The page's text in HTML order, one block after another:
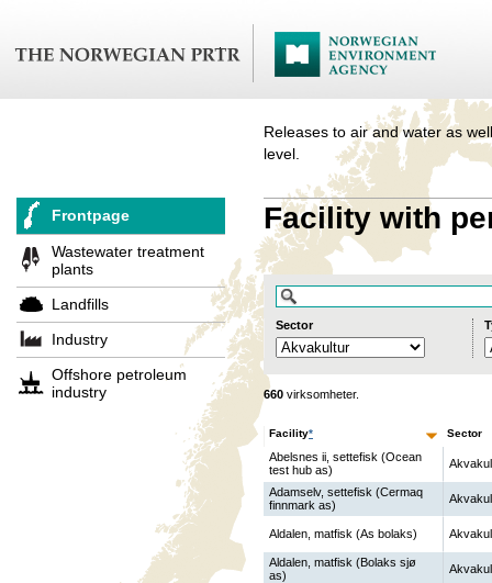
Releases to air and water as
level.
Frontpage
Wastewater treatment
plants
Landfills
Industry
Offshore petroleum
industry
Facility with
Sector
660 virksomheter.
Facility* Sector
Abelsnes ii, settefisk (Ocean
test hub as)
Adamselv, settefisk (Cermaq
finnmark as)
Aldalen, matfisk (As bolaks)
Aldalen, matfisk (Bolaks sjø
as)